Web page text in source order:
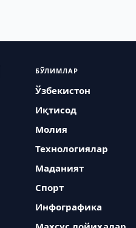
БЎЛИМЛАР
Ўзбекистон
Иқтисод
Молия
Технологиялар
Маданият
Спорт
Инфографика